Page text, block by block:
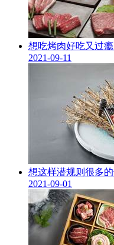
想吃烤肉好吃又过
2021-09-11
想这样潜规则很多
2021-09-01